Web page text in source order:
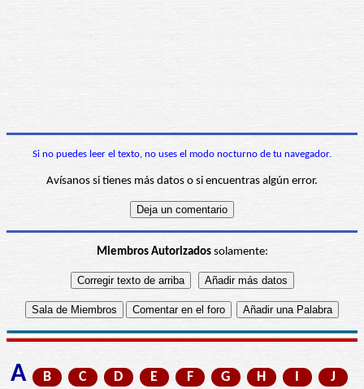
Si no puedes leer el texto, no uses el modo nocturno de tu navegador.
Avísanos si tienes más datos o si encuentras algún error.
Miembros Autorizadossolamente:
A B C D E F G H I
J